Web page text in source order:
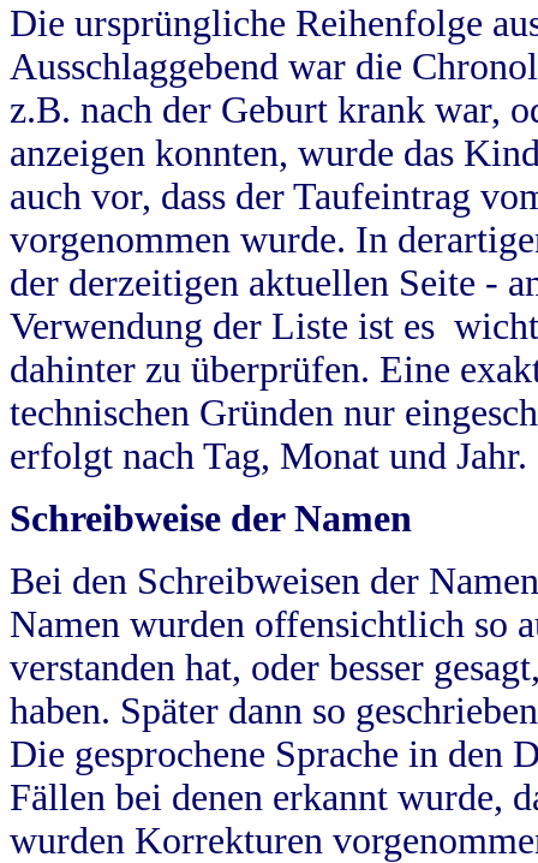
Die ursprüngliche Reihenfolge
Ausschlaggebend war die
z.B. nach der Geburt krank war,
anzeigen konnten, wurde das
auch vor, dass der Taufeintrag
vorgenommen wurde. In
der derzeitigen aktuellen Seite -
Verwendung der Liste ist es
dahinter zu überprüfen. Eine
technischen Gründen nur
erfolgt nach Tag, Monat und Jahr.
Schreibweise der Namen
Bei den Schreibweisen der
Namen wurden offensichtlich so
verstanden hat, oder besser
haben. Später dann so
Die gesprochene Sprache in
Fällen bei denen erkannt wurde,
wurden Korrekturen